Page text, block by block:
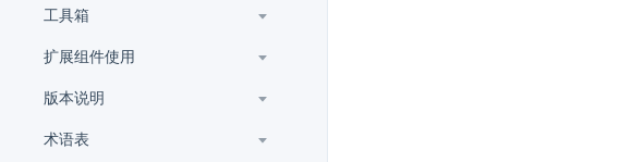
工具箱
扩展组件使用
版本说明
术语表